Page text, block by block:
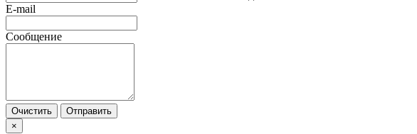
E-mail
Сообщение
Очистить
Отправить
×